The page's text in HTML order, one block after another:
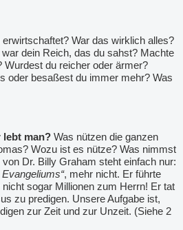
erwirtschaftet? War das wirklich alles?
dein Reich, das du sahst? Machte
du reicher oder ärmer?
oder besaßest du immer mehr? Was
lebt man? Was nützen die ganzen
Wozu ist es nütze? Was nimmst
Dr. Billy Graham steht einfach nur:
, mehr nicht. Er führte
nicht sogar Millionen zum Herrn! Er tat
zu predigen. Unsere Aufgabe ist,
zur Zeit und zur Unzeit. (Siehe 2